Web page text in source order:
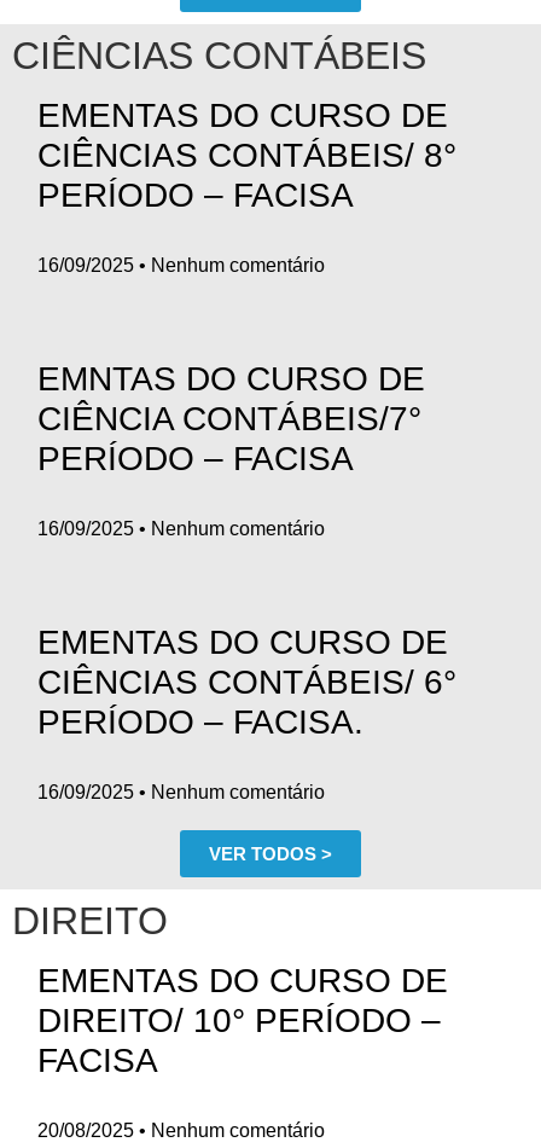
CIÊNCIAS CONTÁBEIS
EMENTAS DO CURSO DE
CIÊNCIAS CONTÁBEIS/ 8°
PERÍODO – FACISA
16/09/2025 Nenhum comentário
EMNTAS DO CURSO DE
CIÊNCIA CONTÁBEIS/7°
PERÍODO – FACISA
16/09/2025 Nenhum comentário
EMENTAS DO CURSO DE
CIÊNCIAS CONTÁBEIS/ 6°
PERÍODO – FACISA.
16/09/2025 Nenhum comentário
VER TODOS >
DIREITO
EMENTAS DO CURSO DE
DIREITO/ 10° PERÍODO –
FACISA
20/08/2025 Nenhum comentário